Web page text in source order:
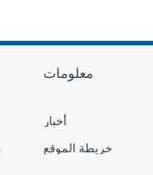
معلومات
أخبار
خريطة الموقع